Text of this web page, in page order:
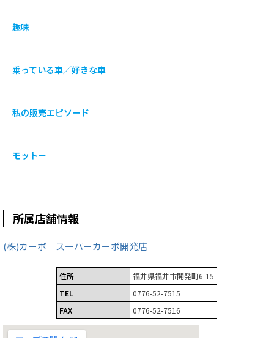
趣味
乗っている車／好きな車
私の販売エピソード
モットー
所属店舗情報
(株)カーボ スーパーカーボ開発店
住所
福井県福井市開発町6-15
TEL
0776-52-7515
FAX
0776-52-7516